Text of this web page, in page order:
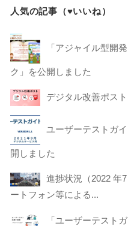
人気の記事（♥いいね）
「アジャイル型開
ク」を公開しました
デジタル改善ポスト
ユーザーテストガ
開しました
進捗状況（2022 年
ートフォン等による...
「ユーザーテスト